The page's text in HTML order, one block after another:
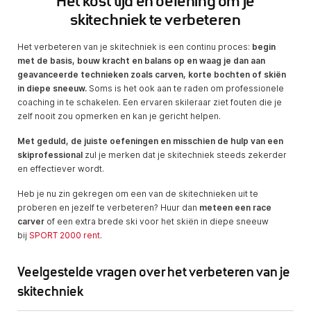
Het kost tijd en oefening om je
skitechniek te verbeteren
Het verbeteren van je skitechniek is een continu proces: begin
met de basis, bouw kracht en balans op en waag je dan aan
geavanceerde technieken zoals carven, korte bochten of skiën
in diepe sneeuw. Soms is het ook aan te raden om professionele
coaching in te schakelen. Een ervaren skileraar ziet fouten die je
zelf nooit zou opmerken en kan je gericht helpen.
Met geduld, de juiste oefeningen en misschien de hulp van een
skiprofessional zul je merken dat je skitechniek steeds zekerder
en effectiever wordt.
Heb je nu zin gekregen om een van de skitechnieken uit te
proberen en jezelf te verbeteren? Huur dan meteen een race
carver of een extra brede ski voor het skiën in diepe sneeuw
bij SPORT 2000 rent.
Veelgestelde vragen over het verbeteren van je
skitechniek